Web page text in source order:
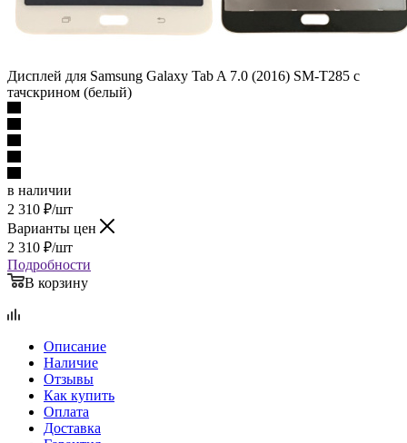
Дисплей для Samsung Galaxy Tab A 7.0 (2016) SM-T285 c
тачскрином (белый)
в наличии
2 310 ₽/шт
Варианты цен
2 310 ₽/шт
Подробности
В корзину
Описание
Наличие
Отзывы
Как купить
Оплата
Доставка